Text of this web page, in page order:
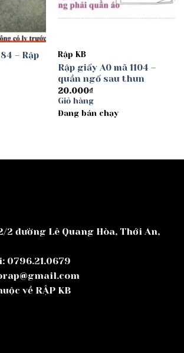
– Rập
Rập KB
Rập giấy A0 mã 1104 –
quần ngố sau thun
20.000₫
Giỏ hàng
Đang bán chạy
2 đường Lê Quang Hòa, Thới An,
0796.21.0679
về RẬP KB